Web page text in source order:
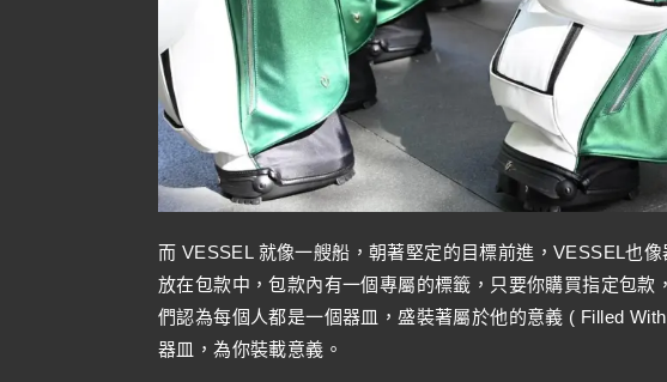
而 VESSEL 就像一艘船，朝著堅定的目標前進，VESSEL也
放在包款中，包款內有一個專屬的標籤，只要你購買指定包
們認為每個人都是一個器皿，盛裝著屬於他的意義 ( Filled
器皿，為你裝載意義。